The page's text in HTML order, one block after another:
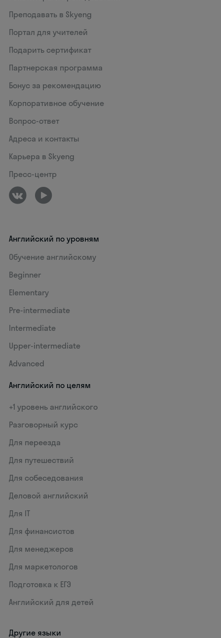
Преподавать в Skyeng
Портал для учителей
Подарить сертификат
Партнерская программа
Бонус за рекомендацию
Корпоративное обучение
Вопрос-ответ
Адреса и контакты
Карьера в Skyeng
Пресс-центр
Английский по уровням
Обучение английскому
Beginner
Elementary
Pre-intermediate
Intermediate
Upper-intermediate
Advanced
Английский по целям
+1 уровень английского
Разговорный курс
Для переезда
Для путешествий
Для собеседования
Деловой английский
Для IT
Для финансистов
Для менеджеров
Для маркетологов
Подготовка к ЕГЭ
Английский для детей
Другие языки